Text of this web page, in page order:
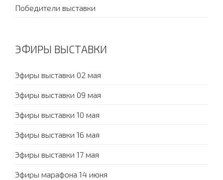
Победители выставки
ЭФИРЫ ВЫСТАВКИ
Эфиры выставки 02 мая
Эфиры выставки 09 мая
Эфиры выставки 10 мая
Эфиры выставки 16 мая
Эфиры выставки 17 мая
Эфиры марафона 14 июня